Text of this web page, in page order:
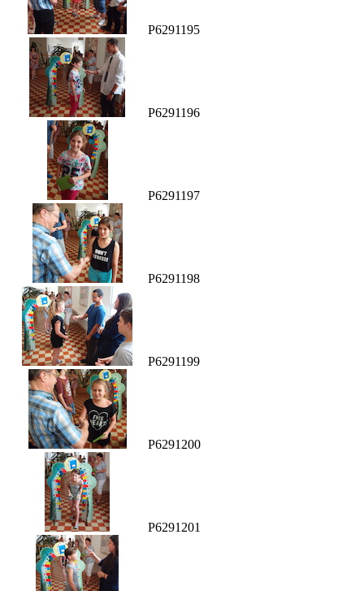
P6291195
P6291196
P6291197
P6291198
P6291199
P6291200
P6291201